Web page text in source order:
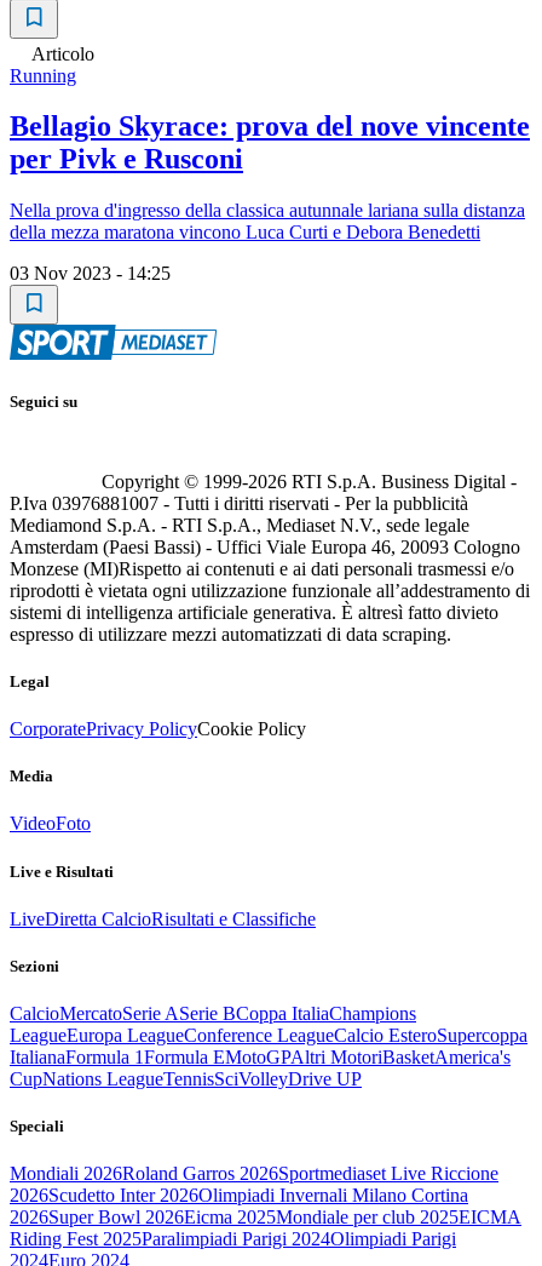
Articolo
Running
Bellagio Skyrace: prova del nove vincente
per Pivk e Rusconi
Nella prova d'ingresso della classica autunnale lariana sulla distanza
della mezza maratona vincono Luca Curti e Debora Benedetti
03 Nov 2023 - 14:25
Seguici su
Copyright © 1999-2026 RTI S.p.A. Business Digital -
P.Iva 03976881007 - Tutti i diritti riservati - Per la pubblicità
Mediamond S.p.A. - RTI S.p.A., Mediaset N.V., sede legale
Amsterdam (Paesi Bassi) - Uffici Viale Europa 46, 20093 Cologno
Monzese (MI)Rispetto ai contenuti e ai dati personali trasmessi e/o
riprodotti è vietata ogni utilizzazione funzionale all’addestramento di
sistemi di intelligenza artificiale generativa. È altresì fatto divieto
espresso di utilizzare mezzi automatizzati di data scraping.
Legal
CorporatePrivacy PolicyCookie Policy
Media
VideoFoto
Live e Risultati
LiveDiretta CalcioRisultati e Classifiche
Sezioni
CalcioMercatoSerie ASerie BCoppa ItaliaChampions
LeagueEuropa LeagueConference LeagueCalcio EsteroSupercoppa
ItalianaFormula 1Formula EMotoGPAltri MotoriBasketAmerica's
CupNations LeagueTennisSciVolleyDrive UP
Speciali
Mondiali 2026Roland Garros 2026Sportmediaset Live Riccione
2026Scudetto Inter 2026Olimpiadi Invernali Milano Cortina
2026Super Bowl 2026Eicma 2025Mondiale per club 2025EICMA
Riding Fest 2025Paralimpiadi Parigi 2024Olimpiadi Parigi
2024Euro 2024